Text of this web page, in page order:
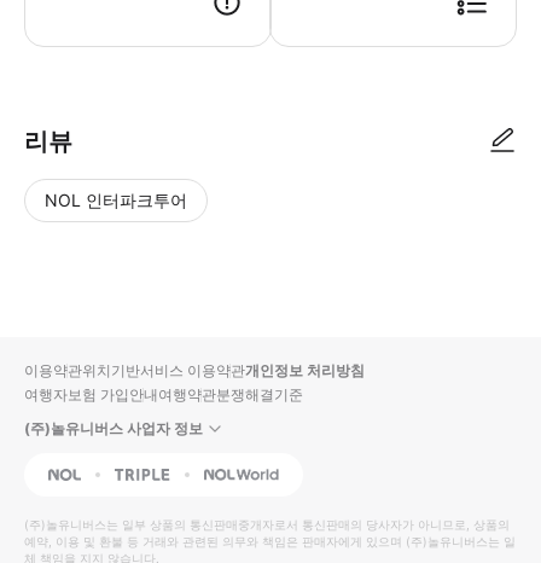
리뷰
NOL 인터파크투어
입니
다.
높
은
동
영
순
상
이용약관위치기반서비스 이용약관개인정보 처리방침
여행자보험 가입안내여행약관분쟁해결기준
(주)놀유니버스 사업자 정보
NOL Triple Interpark Global
(주)놀유니버스는 일부 상품의 통신판매중개자로서 통신판매의 당사자가 아니므로, 상품의
예약, 이용 및 환불 등 거래와 관련된 의무와 책임은 판매자에게 있으며 (주)놀유니버스는 일
체 책임을 지지 않습니다.